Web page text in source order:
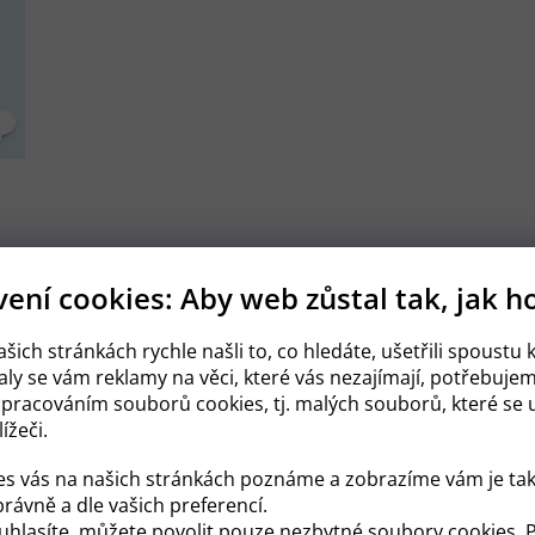
cookies: Aby web zůstal tak, jak
stránkách rychle našli to, co hledáte, ušetřili spoustu
se vám reklamy na věci, které vás nezajímají,
souborů cookies, tj. malých souborů, které se
vás na našich stránkách poznáme a zobrazíme vám je
a dle vašich preferencí.
Plánování těhotenství
Své šance na otěhotnění a zdravé těhotenství můžete
zvýšit podle kroků na této stránce. Ve...